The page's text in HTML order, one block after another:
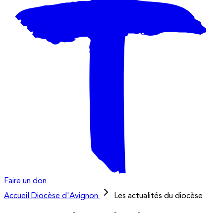
Faire un don
Accueil
Diocèse d'Avignon Les actualités du diocèse